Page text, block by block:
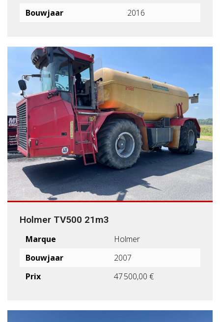
Bouwjaar
2016
Holmer TV500 21m3
Marque
Holmer
Bouwjaar
2007
Prix
47 500,00 €